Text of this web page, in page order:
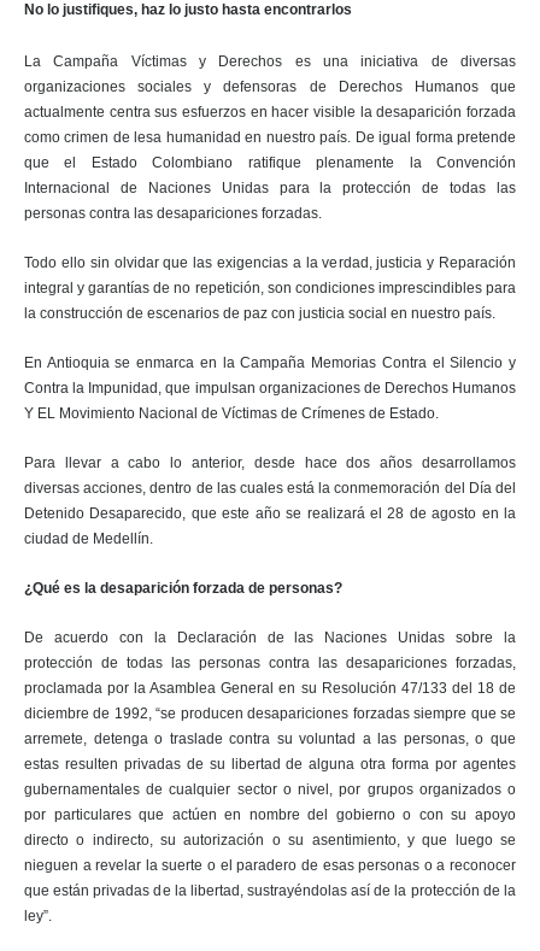
No lo justifiques, haz lo justo hasta encontrarlos
La Campaña Víctimas y Derechos es una iniciativa de diversas
organizaciones sociales y defensoras de Derechos Humanos que
actualmente centra sus esfuerzos en hacer visible la desaparición forzada
como crimen de lesa humanidad en nuestro país. De igual forma pretende
que el Estado Colombiano ratifique plenamente la Convención
Internacional de Naciones Unidas para la protección de todas las
personas contra las desapariciones forzadas.
Todo ello sin olvidar que las exigencias a la verdad, justicia y Reparación
integral y garantías de no repetición, son condiciones imprescindibles para
la construcción de escenarios de paz con justicia social en nuestro país.
En Antioquia se enmarca en la Campaña Memorias Contra el Silencio y
Contra la Impunidad, que impulsan organizaciones de Derechos Humanos
Y EL Movimiento Nacional de Víctimas de Crímenes de Estado.
Para llevar a cabo lo anterior, desde hace dos años desarrollamos
diversas acciones, dentro de las cuales está la conmemoración del Día del
Detenido Desaparecido, que este año se realizará el 28 de agosto en la
ciudad de Medellín.
¿Qué es la desaparición forzada de personas?
De acuerdo con la Declaración de las Naciones Unidas sobre la
protección de todas las personas contra las desapariciones forzadas,
proclamada por la Asamblea General en su Resolución 47/133 del 18 de
diciembre de 1992, “se producen desapariciones forzadas siempre que se
arremete, detenga o traslade contra su voluntad a las personas, o que
estas resulten privadas de su libertad de alguna otra forma por agentes
gubernamentales de cualquier sector o nivel, por grupos organizados o
por particulares que actúen en nombre del gobierno o con su apoyo
directo o indirecto, su autorización o su asentimiento, y que luego se
nieguen a revelar la suerte o el paradero de esas personas o a reconocer
que están privadas de la libertad, sustrayéndolas así de la protección de la
ley”.